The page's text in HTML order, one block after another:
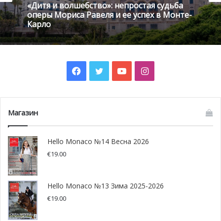
церемония награждения, проходившая в 1996 году.
Майкл Джексон в Монако
8 мая 1996 года. В этом году княжество принимает
четвертую церемонию вручения наград World Music
«Дитя и волшебство»: непростая судьба
оперы Мориса Равеля и ее успех в Монте-
Карло
Facebook
TwitterYouTubeInstagram
Магазин
Hello Monaco №14 Весна 2026
€19.00
Hello Monaco №13 Зима 2025-2026
€19.00